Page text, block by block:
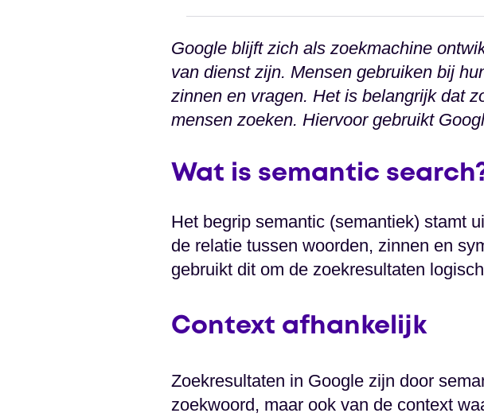
Google blijft zich als zoekmachine
van dienst zijn. Mensen gebruiken bij
zinnen en vragen. Het is belangrijk dat
mensen zoeken. Hiervoor gebruikt
Wat is semantic
Het begrip semantic (semantiek) stamt
de relatie tussen woorden, zinnen en
gebruikt dit om de zoekresultaten
Context afhankelijk
Zoekresultaten in Google zijn door
zoekwoord, maar ook van de context